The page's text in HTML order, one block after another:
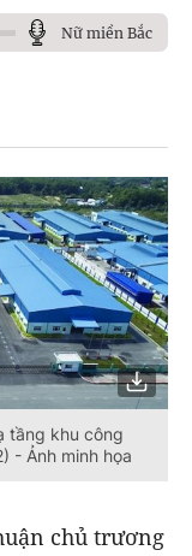
Nữ miền Bắc
tầng khu công
- Ảnh minh họa
chủ trương